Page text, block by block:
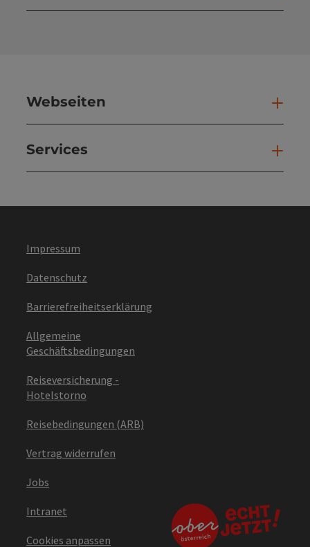
Webseiten
Services
Impressum
Datenschutz
Barrierefreiheitserklärung
Allgemeine
Geschäftsbedingungen
Reiseversicherung -
Hotelstorno
Reisebedingungen (ARB)
Vertrag widerrufen
Jobs
Intranet
Cookies anpassen